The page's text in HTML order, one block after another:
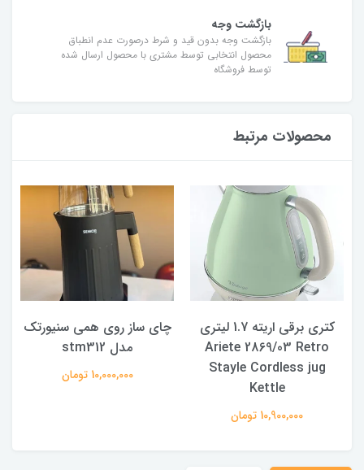
بازگشت وجه
بازگشت وجه بدون قید و شرط درصورت عدم انطباق
محصول انتخابی توسط مشتری با محصول ارسال شده
توسط فروشگاه
محصولات مرتبط
کتری برقی اریته 1.7 لیتری
Ariete 2869/03 Retro
Stayle Cordless jug
Kettle
10,900,000 تومان
چای ساز روی همی سنیورتک
مدل stm312
10,000,000 تومان